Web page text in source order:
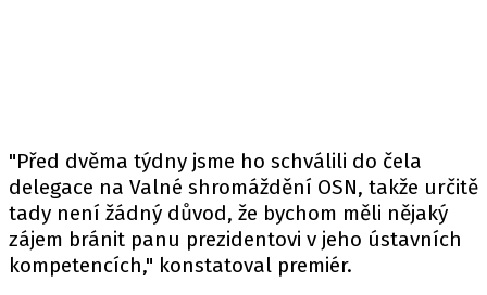
"Před dvěma týdny jsme ho schválili do čela
delegace na Valné shromáždění OSN, takže určitě
tady není žádný důvod, že bychom měli nějaký
zájem bránit panu prezidentovi v jeho ústavních
kompetencích," konstatoval premiér.